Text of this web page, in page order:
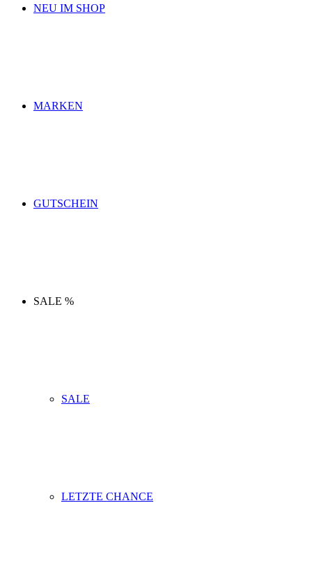
NEU IM SHOP
MARKEN
GUTSCHEIN
SALE %
SALE
LETZTE CHANCE